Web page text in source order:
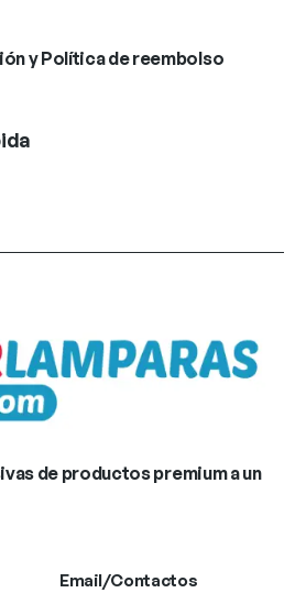
y Política de reembolso
de productos premium a un
Email/Contactos